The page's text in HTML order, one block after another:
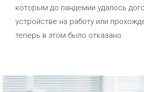
которым до пандемии удалось
устройстве на работу или
теперь в этом было отказано.